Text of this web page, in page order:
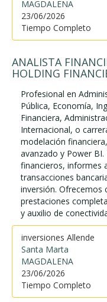
MAGDALENA
23/06/2026
Tiempo Completo
ANALISTA
HOLDING
Profesional en
Pública, Economía,
Financiera,
Internacional, o
modelación
avanzado y Power
financieros, informes
transacciones
inversión. Ofrecemos
prestaciones
y auxilio de
inversiones Allende
Santa Marta
MAGDALENA
23/06/2026
Tiempo Completo